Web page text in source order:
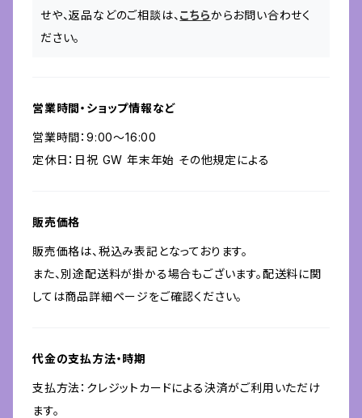
せや、返品などのご相談は、 こちらからお問い合わせく
ださい。
営業時間・ショップ情報など
営業時間：9:00〜16:00
定休日：日祝 GW 年末年始 その他規定による
販売価格
販売価格は、税込み表記となっております。
また、別途配送料が掛かる場合もございます。配送料に関
しては商品詳細ページをご確認ください。
代金の支払方法・時期
支払方法：クレジットカードによる決済がご利用いただけ
ます。